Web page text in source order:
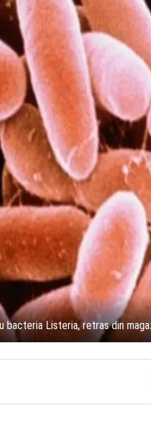
bacteria Listeria, retras din